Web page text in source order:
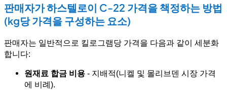
판매자가 하스텔로이 C-22 가격을 책정하는 방법
(kg당 가격을 구성하는 요소)
판매자는 일반적으로 킬로그램당 가격을 다음과 같이 세분화
합니다:
원재료 합금 비용 - 지배적(니켈 및 몰리브덴 시장 가격
에 비례).